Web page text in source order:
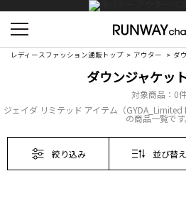
レディースファッション通販トップ アウター ダ
ダウンジャケッ
対象商品： 0
ジェイダ リミテッド アイテム（
の商品一覧です
絞り込み 並び替え